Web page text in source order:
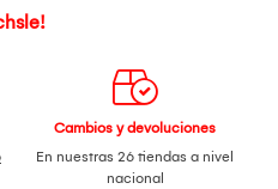
Cambios y devoluciones
En nuestras 26 tiendas a nivel
nacional